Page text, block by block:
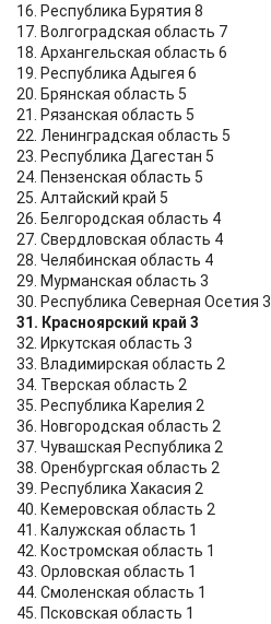
16. Республика Бурятия 8
17. Волгоградская область 7
18. Архангельская область 6
19. Республика Адыгея 6
20. Брянская область 5
21. Рязанская область 5
22. Ленинградская область 5
23. Республика Дагестан 5
24. Пензенская область 5
25. Алтайский край 5
26. Белгородская область 4
27. Свердловская область 4
28. Челябинская область 4
29. Мурманская область 3
30. Республика Северная Осетия 3
31. Красноярский край 3
32. Иркутская область 3
33. Владимирская область 2
34. Тверская область 2
35. Республика Карелия 2
36. Новгородская область 2
37. Чувашская Республика 2
38. Оренбургская область 2
39. Республика Хакасия 2
40. Кемеровская область 2
41. Калужская область 1
42. Костромская область 1
43. Орловская область 1
44. Смоленская область 1
45. Псковская область 1